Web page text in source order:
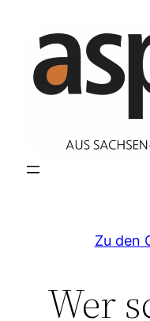
Inhalt
springen
Zu den
Wer